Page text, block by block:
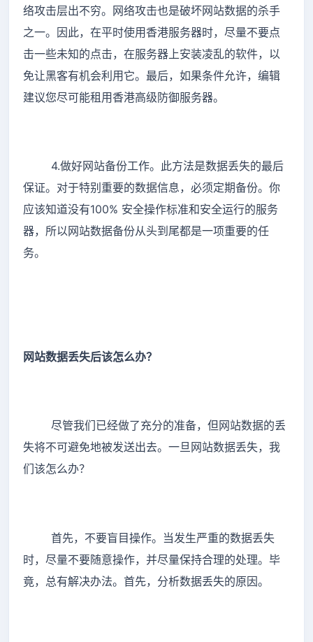
络攻击层出不穷。网络攻击也是破坏网站数据的杀手
之一。因此，在平时使用香港服务器时，尽量不要点
击一些未知的点击，在服务器上安装凌乱的软件，以
免让黑客有机会利用它。最后，如果条件允许，编辑
建议您尽可能租用香港高级防御服务器。
4.做好网站备份工作。此方法是数据丢失的最后
保证。对于特别重要的数据信息，必须定期备份。你
应该知道没有100% 安全操作标准和安全运行的服务
器，所以网站数据备份从头到尾都是一项重要的任
务。
网站数据丢失后该怎么办？
尽管我们已经做了充分的准备，但网站数据的丢
失将不可避免地被发送出去。一旦网站数据丢失，我
们该怎么办？
首先，不要盲目操作。当发生严重的数据丢失
时，尽量不要随意操作，并尽量保持合理的处理。毕
竟，总有解决办法。首先，分析数据丢失的原因。